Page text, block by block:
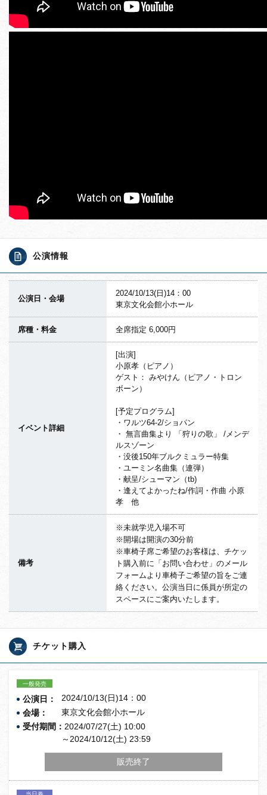
公演情報
公演日・会場
2024/10/13(日)14：00
東京文化会館小ホール
席種・料金 全席指定 6,000円
イベント詳細
[出演]
小原孝（ピアノ）
ゲスト： みやけん（ピアノ・トロン
ボーン）
[予定プログラム]
・ワルツ64-2/ショパン
・ 無言曲集より 「狩りの歌」 /メンデ
ルスゾーン
・没後150年ブルクミュラー特集
・ユーミン名曲集（連弾）
・献呈/シューマン（tb)
・逢えてよかったね/作詞・作曲 小原
孝 他
備考
※未就学児入場不可
※開場は開演の30分前
※車椅子席ご希望のお客様は、チケッ
ト購入前に「お問い合わせ」のメール
フォームより車椅子ご希望の旨をご連
絡ください。公演当日に係員が所定の
スペースにご案内いたします。
チケット購入
一般発売
公演日：
2024/10/13(日)14：00
会場：
東京文化会館小ホール
受付期間： 2024/07/27(土) 10:00
～2024/10/12(土) 23:59
販売終了